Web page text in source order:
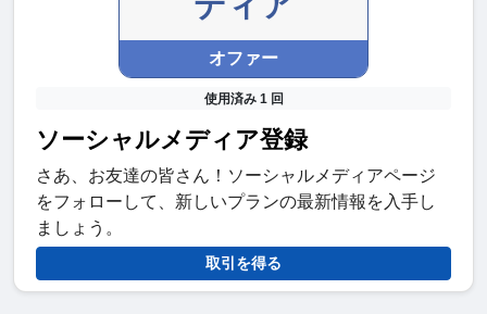
オファー
使用済み 1 回
ソーシャルメディア登録
さあ、お友達の皆さん！ソーシャルメディアページ
をフォローして、新しいプランの最新情報を入手し
ましょう。
取引を得る